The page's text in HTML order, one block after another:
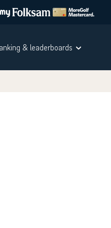
& leaderboards